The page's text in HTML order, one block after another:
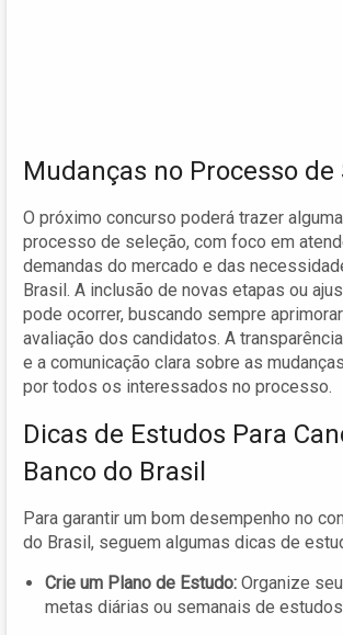
Mudanças no Processo de
O próximo concurso poderá trazer
processo de seleção, com foco em
demandas do mercado e das
Brasil. A inclusão de novas etapas ou
pode ocorrer, buscando sempre
avaliação dos candidatos. A
e a comunicação clara sobre as
por todos os interessados no processo.
Dicas de Estudos Para
Banco do Brasil
Para garantir um bom desempenho no
do Brasil, seguem algumas dicas de
Crie um Plano de Estudo: Organize
metas diárias ou semanais de